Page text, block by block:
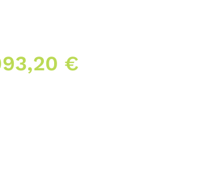
€